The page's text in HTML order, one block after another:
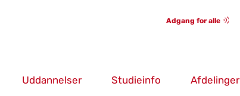
Adgang for alle
Uddannelser Studieinfo Afdelinger